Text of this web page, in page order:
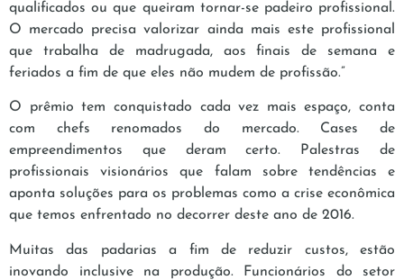
qualificados ou que queiram tornar-se padeiro profissional.
O mercado precisa valorizar ainda mais este profissional
que trabalha de madrugada, aos finais de semana e
feriados a fim de que eles não mudem de profissão.”
O prêmio tem conquistado cada vez mais espaço, conta
com chefs renomados do mercado. Cases de
empreendimentos que deram certo. Palestras de
profissionais visionários que falam sobre tendências e
aponta soluções para os problemas como a crise econômica
que temos enfrentado no decorrer deste ano de 2016.
Muitas das padarias a fim de reduzir custos, estão
inovando inclusive na produção. Funcionários do setor